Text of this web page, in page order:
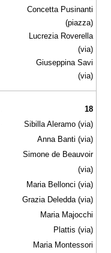
Concetta Pusinanti
(piazza)
Lucrezia Roverella
(via)
Giuseppina Savi
(via)
18
Sibilla Aleramo (via)
Anna Banti (via)
Simone de Beauvoir
(via)
Maria Bellonci (via)
Grazia Deledda (via)
Maria Majocchi
Plattis (via)
Maria Montessori